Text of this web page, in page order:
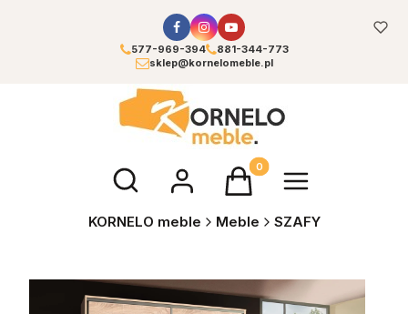
577-969-394
881-344-773
sklep@kornelomeble.pl
Otwórz wyszukiwarkęProdukty w koszyku: 0.
KORNELO meble Meble SZAFY